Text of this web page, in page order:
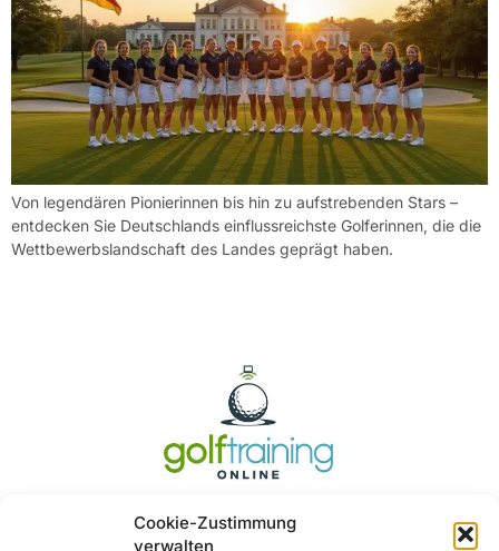
Cookie-Zustimmung
verwalten
Von legendären Pionierinnen bis hin zu aufstrebenden Stars –
entdecken Sie Deutschlands einflussreichste Golferinnen, die die
Wettbewerbslandschaft des Landes geprägt haben.